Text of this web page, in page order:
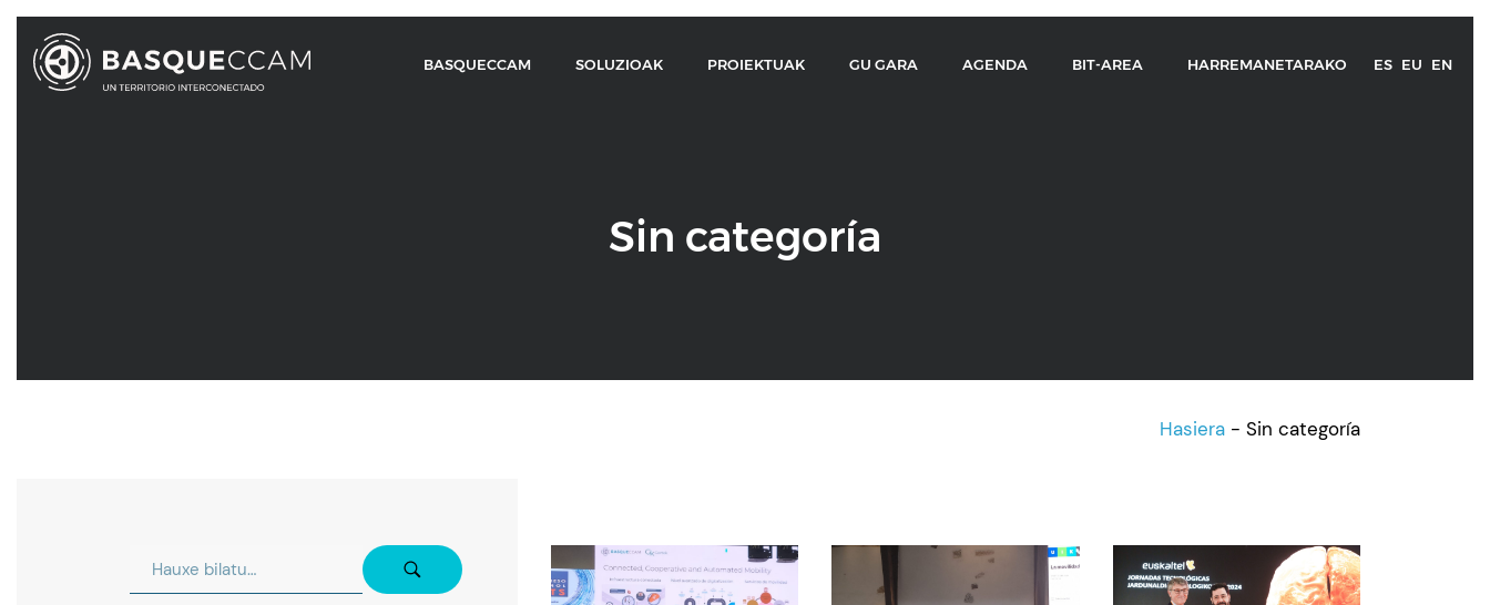
BASQUECCAM SOLUZIOAK PROIEKTUAK GU GARA AGENDA BIT-AREA HARREMANETARAKO ES EU EN
Sin categoría
Hasiera - Sin categoría